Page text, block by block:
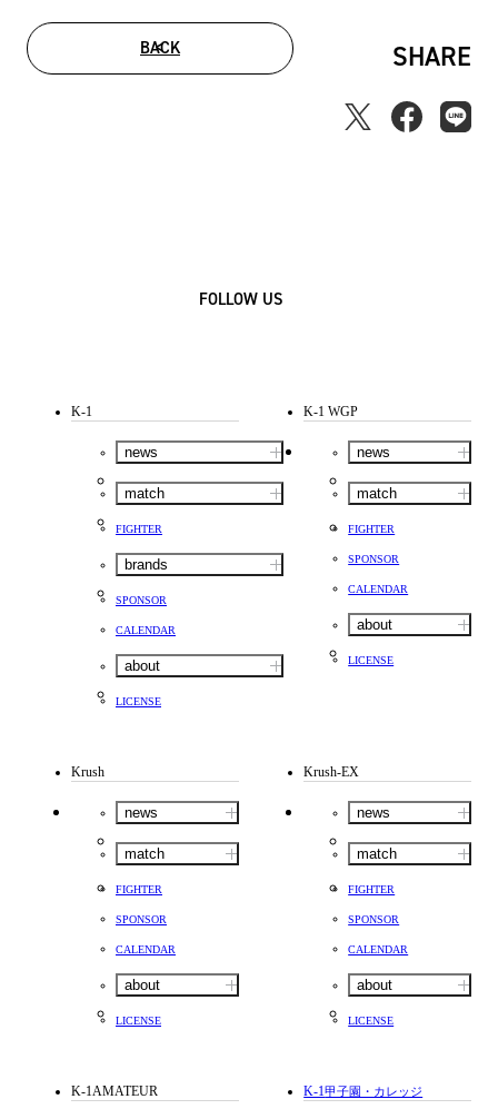
BACK SHARE
FOLLOW US
K-1
news
match
FIGHTER
brands
SPONSOR
CALENDAR
about
LICENSE
K-1 WGP
news
match
FIGHTER
SPONSOR
CALENDAR
about
LICENSE
Krush
news
match
FIGHTER
SPONSOR
CALENDAR
about
LICENSE
Krush-EX
news
match
FIGHTER
SPONSOR
CALENDAR
about
LICENSE
K-1AMATEUR K-1甲子園・カレッジ